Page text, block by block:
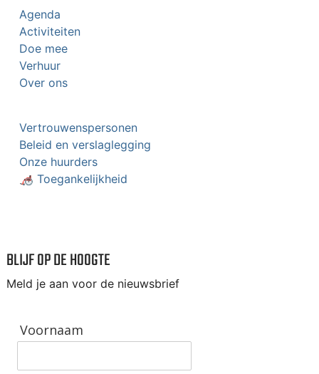
Agenda
Activiteiten
Doe mee
Verhuur
Over ons
Vertrouwenspersonen
Beleid en verslaglegging
Onze huurders
🦽 Toegankelijkheid
BLIJF OP DE HOOGTE
Meld je aan voor de nieuwsbrief
Voornaam